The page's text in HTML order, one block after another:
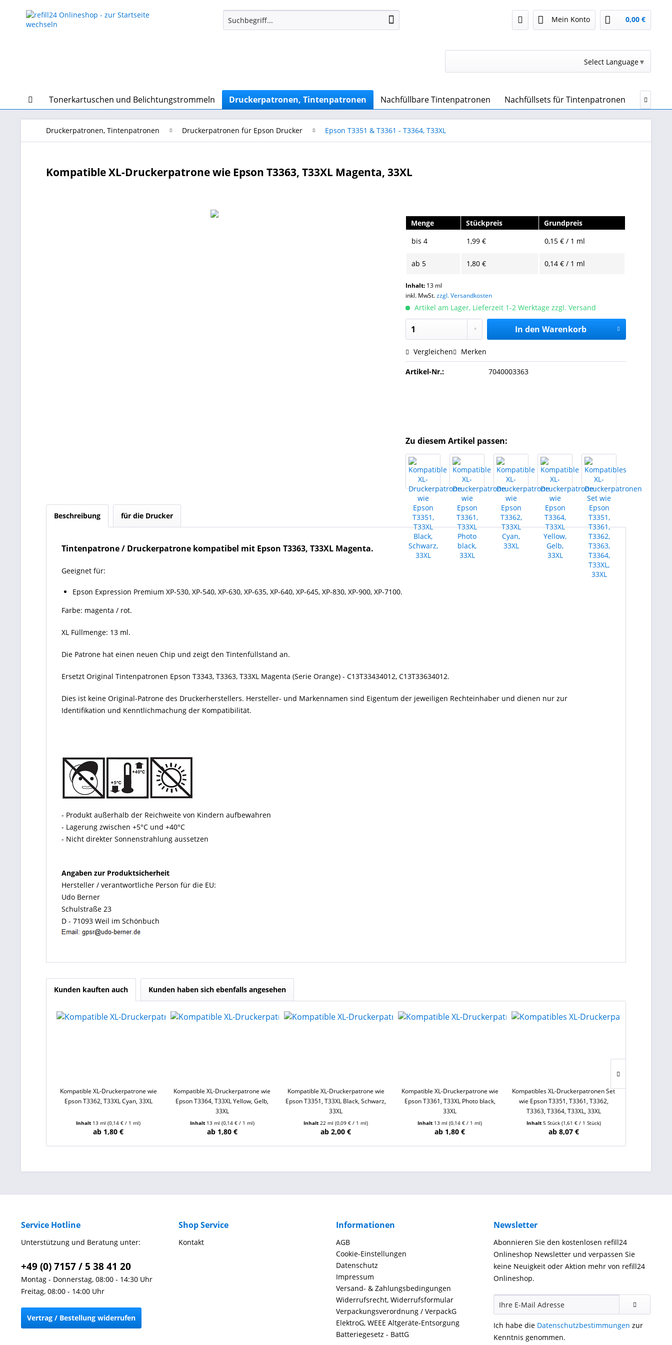
Mein Konto 0,00 €
Select Language▼
Tonerkartuschen und Belichtungstrommeln Druckerpatronen, Tintenpatronen Nachfüllbare Tintenpatronen Nachfüllsets für Tintenpatronen 
Druckerpatronen, Tintenpatronen Druckerpatronen für Epson Drucker Epson T3351 & T3361 - T3364, T33XL
Kompatible XL-Druckerpatrone wie Epson T3363, T33XL Magenta, 33XL
Menge Stückpreis
Grundpreis
bis4 1,99 € 0,15 € / 1 ml
ab 5 1,80 € 0,14 € / 1 ml
Inhalt: 13 ml
inkl. MwSt.zzgl. Versandkosten
Artikel am Lager, Lieferzeit 1-2 Werktage zzgl. Versand
In den Warenkorb
Vergleichen Merken
Artikel-Nr.: 7040003363
Zu diesem Artikel passen:
Beschreibung für die Drucker
Tintenpatrone / Druckerpatrone kompatibel mit Epson T3363, T33XL Magenta.
Geeignet für:
Epson Expression Premium XP-530, XP-540, XP-630, XP-635, XP-640, XP-645, XP-830, XP-900, XP-7100.
Farbe: magenta / rot.
XL Füllmenge: 13 ml.
Die Patrone hat einen neuen Chip und zeigt den Tintenfüllstand an.
Ersetzt Original Tintenpatronen Epson T3343, T3363, T33XL Magenta (Serie Orange) - C13T33434012, C13T33634012.
Dies ist keine Original-Patrone des Druckerherstellers. Hersteller- und Markennamen sind Eigentum der jeweiligen Rechteinhaber und dienen nur zur
Identifikation und Kenntlichmachung der Kompatibilität.
- Produkt außerhalb der Reichweite von Kindern aufbewahren
- Lagerung zwischen +5°C und +40°C
- Nicht direkter Sonnenstrahlung aussetzen
Angaben zur Produktsicherheit
Hersteller / verantwortliche Person für die EU:
Udo Berner
Schulstraße 23
D - 71093 Weil im Schönbuch
Kunden kauften auch Kunden haben sich ebenfalls angesehen
Kompatible XL-Druckerpatrone wie
Epson T3362, T33XL Cyan, 33XL
Inhalt 13 ml(0,14 € / 1 ml)
ab 1,80 €
Kompatible XL-Druckerpatrone wie
Epson T3364, T33XL Yellow, Gelb,
33XL
Inhalt 13 ml (0,14 € / 1 ml)
ab 1,80 €
Kompatible XL-Druckerpatrone wie
Epson T3351, T33XL Black, Schwarz,
33XL
Inhalt22 ml(0,09 € / 1 ml)
ab 2,00 €
Kompatible XL-Druckerpatrone wie
Epson T3361, T33XL Photo black,
33XL
Inhalt 13 ml(0,14 € / 1 ml)
ab 1,80 €
Kompatibles XL-Druckerpatronen Set
wie Epson T3351, T3361, T3362,
T3363, T3364, T33XL, 33XL
Inhalt 5 Stück (1,61 € / 1 Stück)
ab 8,07 €
Service Hotline
Unterstützung und Beratung unter:
+49 (0) 7157 / 5 38 41 20
Montag - Donnerstag, 08:00 - 14:30 Uhr
Freitag, 08:00 - 14:00 Uhr
Vertrag / Bestellung widerrufen
Shop Service
Kontakt
Informationen
AGB
Cookie-Einstellungen
Datenschutz
Impressum
Versand- & Zahlungsbedingungen
Widerrufsrecht, Widerrufsformular
Verpackungsverordnung / VerpackG
ElektroG, WEEE Altgeräte-Entsorgung
Batteriegesetz - BattG
Newsletter
Abonnieren Sie den kostenlosen refill24
Onlineshop Newsletter und verpassen Sie
keine Neuigkeit oder Aktion mehr von refill24
Onlineshop.
Ich habe die Datenschutzbestimmungen zur
Kenntnis genommen.